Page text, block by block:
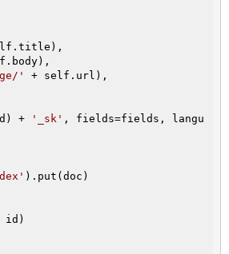
'
+ self.url),
+ '_sk' , fields=fields, langu
).put(doc)
id)